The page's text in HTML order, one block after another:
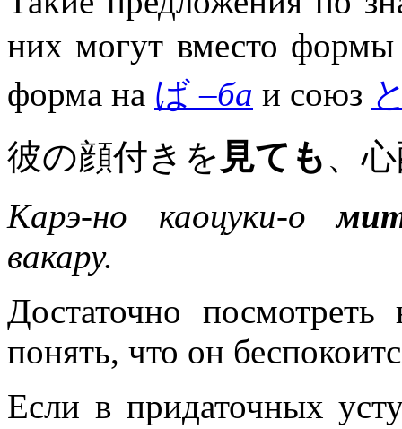
них могут вместо
форма на ば–ба и союз
彼の顔付きを 見ても 、
Карэ-но каоцуки-о
вакару.
Достаточно
понять, что он
Если в придаточных